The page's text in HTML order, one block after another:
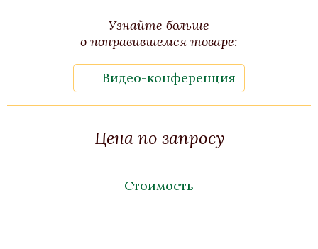
Узнайте больше
о понравившемся товаре:
Видео-конференция
Цена по запросу
Стоимость